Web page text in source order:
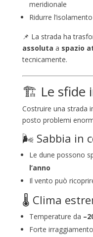
meridionale
Ridurre
📌 La strada ha
assoluta a spazio
tecnicamente.
🏗️ Le sfide
Costruire una strada
posto problemi
🌬️ Sabbia in
Le dune possono
l’anno
Il vento può
🌡️ Clima
Temperature da
Forte